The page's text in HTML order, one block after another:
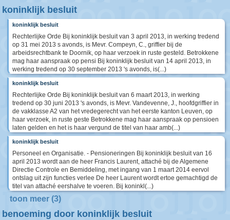
koninklijk besluit
koninklijk besluit
Rechterlijke Orde Bij koninklijk besluit van 3 april 2013, in werking tredend
op 31 mei 2013 s avonds, is Mevr. Compeyn, C., griffier bij de
arbeidsrechtbank te Doornik, op haar verzoek in ruste gesteld. Betrokkene
mag haar aanspraak op pensi Bij koninklijk besluit van 14 april 2013, in
werking tredend op 30 september 2013 's avonds, is(...)
koninklijk besluit
Rechterlijke Orde Bij koninklijk besluit van 6 maart 2013, in werking
tredend op 30 juni 2013 's avonds, is Mevr. Vandevenne, J., hoofdgriffier in
de vakklasse A2 van het vredegerecht van het eerste kanton Leuven, op
haar verzoek, in ruste geste Betrokkene mag haar aanspraak op pensioen
laten gelden en het is haar vergund de titel van haar amb(...)
koninklijk besluit
Personeel en Organisatie. - Pensioneringen Bij koninklijk besluit van 16
april 2013 wordt aan de heer Francis Laurent, attaché bij de Algemene
Directie Controle en Bemiddeling, met ingang van 1 maart 2014 eervol
ontslag uit zijn functies verlee De heer Laurent wordt ertoe gemachtigd de
titel van attaché eershalve te voeren. Bij koninkl(...)
toon meer (3)
benoeming door koninklijk besluit